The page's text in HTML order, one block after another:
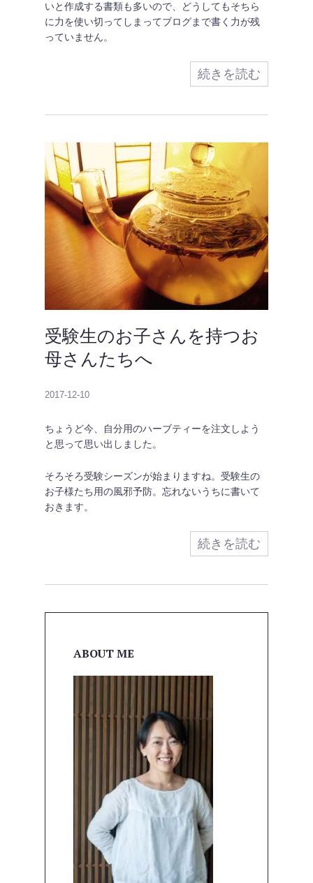
いと作成する書類も多いので、どうしてもそちら
に力を使い切ってしまってブログまで書く力が残
っていません。
続きを読む
受験生のお子さんを持つお
母さんたちへ
2017-12-10
ちょうど今、自分用のハーブティーを注文しよう
と思って思い出しました。
そろそろ受験シーズンが始まりますね。受験生の
お子様たち用の風邪予防。忘れないうちに書いて
おきます。
続きを読む
ABOUT ME